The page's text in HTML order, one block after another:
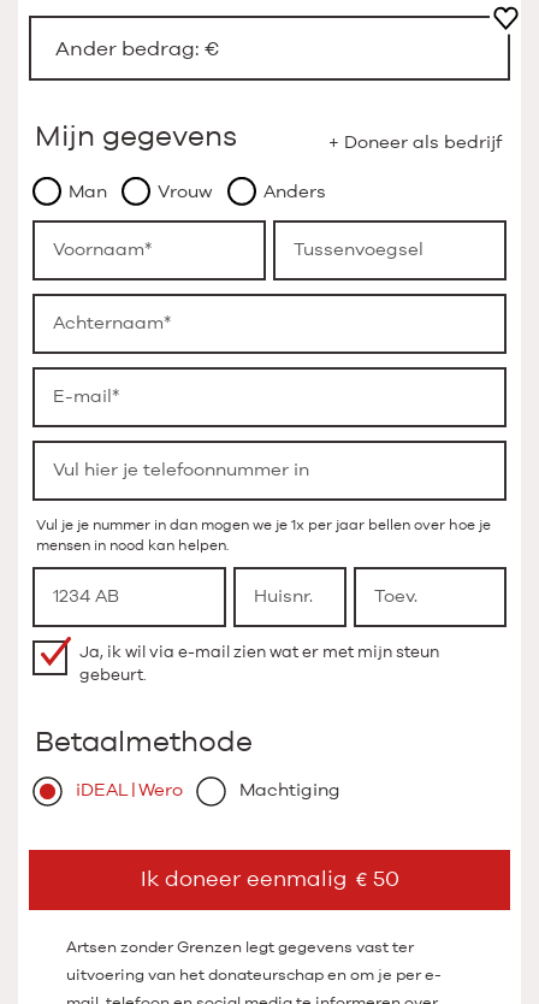
Ander bedrag: €
Mijn gegevens
Man Vrouw Anders
Vul je je nummer in dan mogen we je 1x per jaar bellen over hoe je
mensen in nood kan helpen.
Ja, ik wil via e-mail zien wat er met mijn steun
gebeurt.
Betaalmethode
iDEAL | Wero Machtiging
Ik doneer eenmalig 50
Artsen zonder Grenzen legt gegevens vast ter
uitvoering van het donateurschap en om je per e-